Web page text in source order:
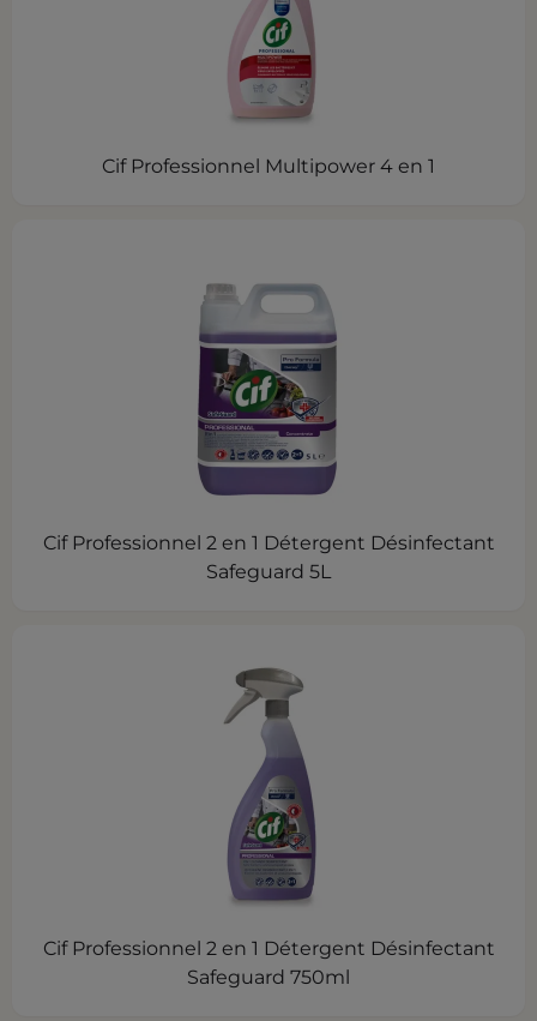
Cif Professionnel Multipower 4 en 1
Cif Professionnel 2 en 1 Détergent Désinfectant
Safeguard 5L
Cif Professionnel 2 en 1 Détergent Désinfectant
Safeguard 750ml